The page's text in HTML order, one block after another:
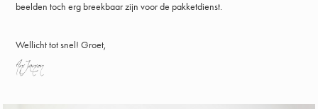
beelden toch erg breekbaar zijn voor de pakketdienst.
Wellicht tot snel! Groet,
Ans Jansen